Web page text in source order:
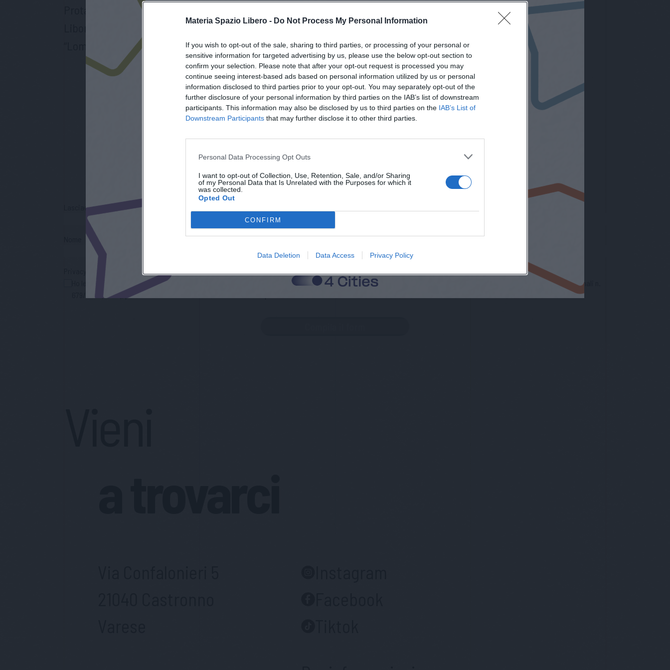
Materia Spazio Libero - Do Not Process My Personal Information
If you wish to opt-out of the sale, sharing to third parties, or processing of your personal or
sensitive information for targeted advertising by us, please use the below opt-out section to
confirm your selection. Please note that after your opt-out request is processed you may
continue seeing interest-based ads based on personal information utilized by us or personal
information disclosed to third parties prior to your opt-out. You may separately opt-out of the
further disclosure of your personal information by third parties on the IAB’s list of downstream
participants. This information may also be disclosed by us to third parties on the IAB’s List of
Downstream Participants that may further disclose it to other third parties.
Personal Data Processing Opt Outs
I want to opt-out of Collection, Use, Retention, Sale, and/or Sharing
of my Personal Data that Is Unrelated with the Purposes for which it
was collected.
Opted Out
CONFIRM
Data Deletion Data Access Privacy Policy
Protagonista della giornata sarà
Liborio Rinaldi, autore del saggio
“Lomnago 1921–1924: inizia il futuro”
iscriviti alla newsletter
Lasciaci la tua mail
Cognome
Privacy Policy
Ho letto l'informativa sulla privacy e acconsento alla memorizzazione dei miei dati, secondo quanto stabilito dal regolamento europeo per la protezione dei dati personali n.
679/2016 (GDPR), per avere informazioni sui servizi di MateriaSpazioLibero.it